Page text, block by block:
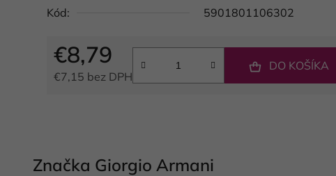
Kód:
5901801106302
€8,79
€7,15 bez DPH
DO KOŠÍKA
Značka Giorgio Armani